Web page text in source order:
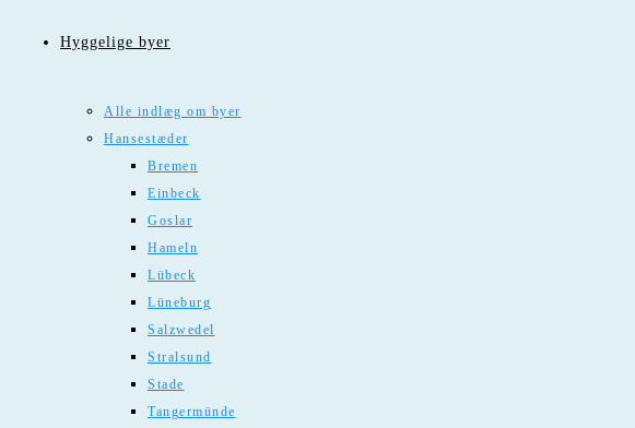
Hyggelige byer
Alle indlæg om byer
Hansestæder
Bremen
Einbeck
Goslar
Hameln
Lübeck
Lüneburg
Salzwedel
Stralsund
Stade
Tangermünde